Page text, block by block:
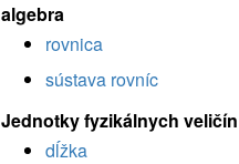
algebra
rovnica
sústava rovníc
Jednotky fyzikálnych veličín
dĺžka